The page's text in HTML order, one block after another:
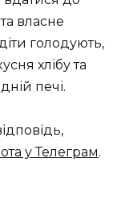
власне
голодують,
хлібу та
печі.
у Телеграм.